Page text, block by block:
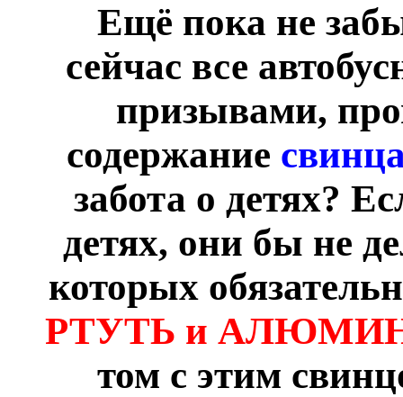
Ещё пока не
сейчас все
призывами,
содержание
забота о детях?
детях, они бы не
которых
РТУТЬ и
том с этим